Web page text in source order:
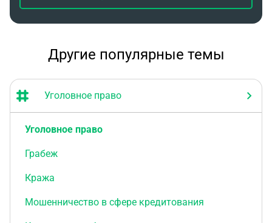
Другие популярные темы
Уголовное право
Уголовное право
Грабеж
Кража
Мошенничество в сфере кредитования